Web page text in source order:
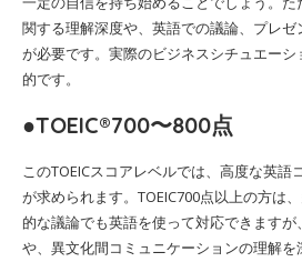
関する理解深度や、英語での議論、プレ
が必要です。実際のビジネスシチュエー
的です。
●TOEIC®700〜800点
このTOEICスコアレベルでは、高度な英語
が求められます。TOEIC700点以上の方は
的な議論でも英語を使って対応できます
や、異文化間コミュニケーションの理解